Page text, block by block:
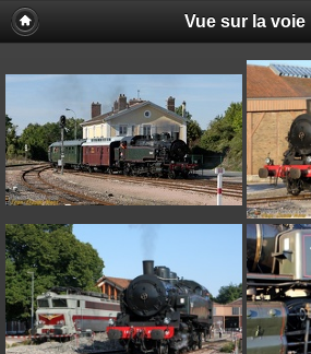
Vue sur la voie